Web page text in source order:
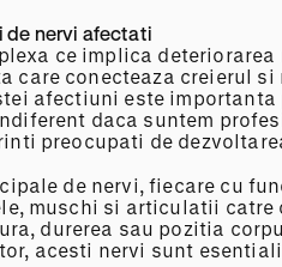
de nervi afectati
ce implica deteriorarea
care conecteaza creierul si
afectiuni este importanta
daca suntem
preocupati de
de nervi, fiecare cu
muschi si articulatii catre
durerea sau pozitia
acesti nervi sunt